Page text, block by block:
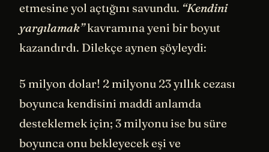
etmesine yol açtığını savundu. “Kendini
yargılamak”kavramına yeni bir boyut
kazandırdı. Dilekçe aynen şöyleydi:
5 milyon dolar! 2 milyonu 23 yıllık cezası
boyunca kendisini maddi anlamda
desteklemek için; 3 milyonu ise bu süre
boyunca onu bekleyecek eşi ve